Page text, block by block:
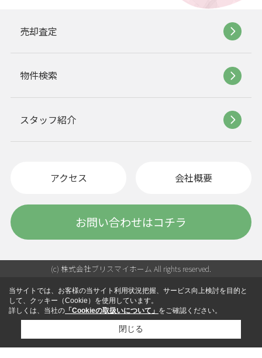
売却査定
物件検索
スタッフ紹介
アクセス 会社概要
お問い合わせはコチラ
(c) 株式会社ブリスマイホーム All rights reserved.
当サイトでは、お客様の当サイト利用状況把握、サービス向上検討を目的と
して、クッキー（Cookie）を使用しています。
詳しくは、当社の 「Cookieの取扱いについて」 をご確認ください。
閉じる